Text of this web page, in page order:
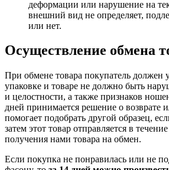
деформации или нарушение на
внешний вид не определяет,
или нет.
Осуществление обмена
При обмене товара покупатель должен
упаковке и товаре не должно быть
и целостности, а также признаков
дней принимается решение о возврате
помогает подобрать другой образец,
затем этот товар отправляется в
получения нами товара на обмен.
Если покупка не понравилась или не